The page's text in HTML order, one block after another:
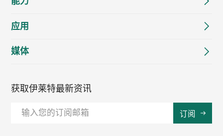
应用
媒体
获取伊莱特最新资讯
订阅